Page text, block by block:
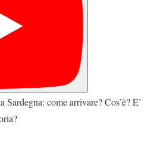
come arrivare? Cos’è? E’